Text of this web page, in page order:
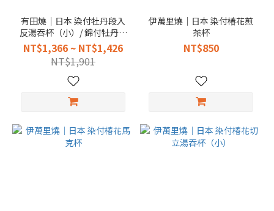
有田燒｜日本 染付牡丹段入
反湯吞杯（小）/ 錦付牡丹段
入反湯吞(大)
NT$1,366 ~ NT$1,426
NT$1,901
伊萬里燒｜日本 染付椿花煎
茶杯
NT$850